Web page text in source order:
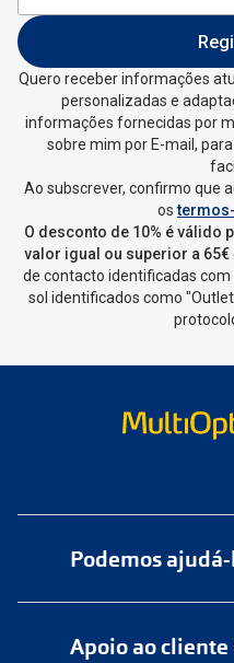
Quero receber informações
personalizadas e
informações fornecidas por
sobre mim por E-mail,
Ao subscrever, confirmo que
os
O desconto de 10% é válido
valor igual ou superior a 65€
de contacto identificadas
sol identificados como
Podemos
Apoio ao